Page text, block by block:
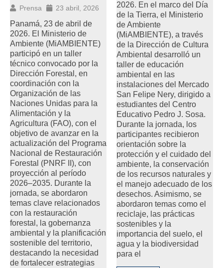
Prensa 23 abril, 2026
Panamá, 23 de abril de
2026. El Ministerio de
Ambiente (MiAMBIENTE)
participó en un taller
técnico convocado por la
Dirección Forestal, en
coordinación con la
Organización de las
Naciones Unidas para la
Alimentación y la
Agricultura (FAO), con el
objetivo de avanzar en la
actualización del Programa
Nacional de Restauración
Forestal (PNRF II), con
proyección al período
2026–2035. Durante la
jornada, se abordaron
temas clave relacionados
con la restauración
forestal, la gobernanza
ambiental y la planificación
sostenible del territorio,
destacando la necesidad
de fortalecer estrategias
2026. En el marco del Día
de la Tierra, el Ministerio
de Ambiente
(MiAMBIENTE), a través
de la Dirección de Cultura
Ambiental desarrolló un
taller de educación
ambiental en las
instalaciones del Mercado
San Felipe Nery, dirigido a
estudiantes del Centro
Educativo Pedro J. Sosa.
Durante la jornada, los
participantes recibieron
orientación sobre la
protección y el cuidado del
ambiente, la conservación
de los recursos naturales y
el manejo adecuado de los
desechos. Asimismo, se
abordaron temas como el
reciclaje, las prácticas
sostenibles y la
importancia del suelo, el
agua y la biodiversidad
para el